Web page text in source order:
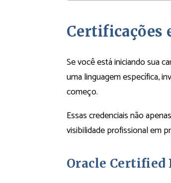
Certificações
Se você está iniciando sua
uma linguagem específica,
começo.
Essas credenciais não
visibilidade profissional em
Oracle Certified